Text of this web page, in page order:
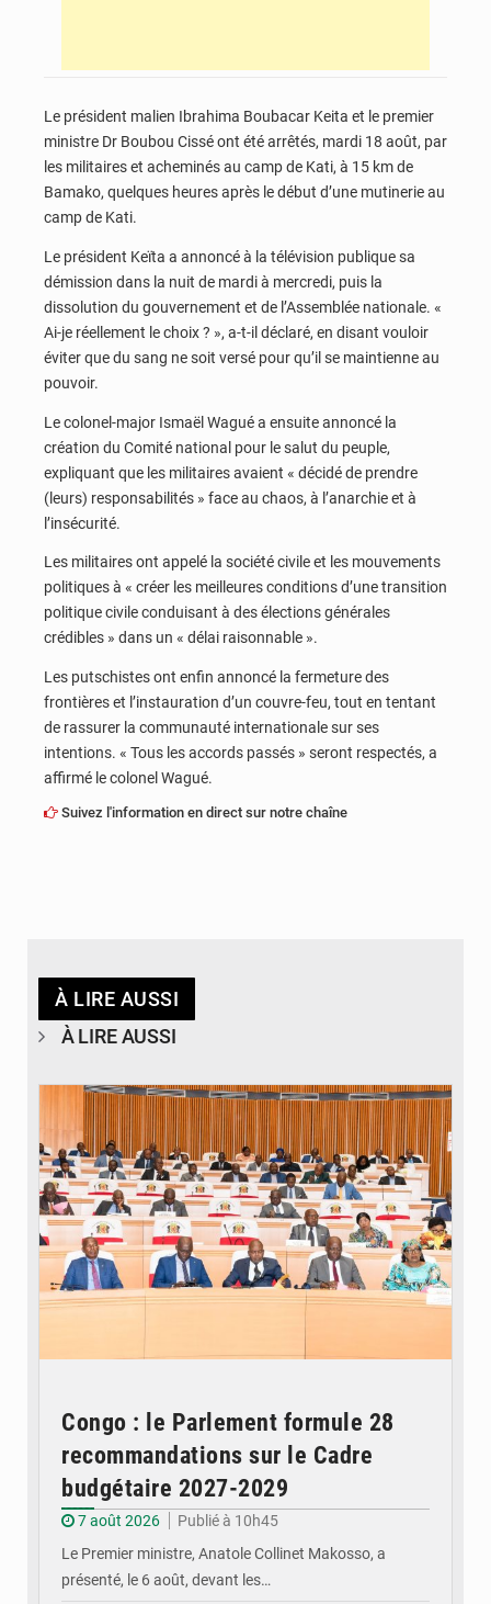
Le président malien Ibrahima Boubacar Keita et le premier
ministre Dr Boubou Cissé ont été arrêtés, mardi 18 août, par
les militaires et acheminés au camp de Kati, à 15 km de
Bamako, quelques heures après le début d’une mutinerie au
camp de Kati.
Le président Keïta a annoncé à la télévision publique sa
démission dans la nuit de mardi à mercredi, puis la
dissolution du gouvernement et de l’Assemblée nationale. «
Ai-je réellement le choix ? », a-t-il déclaré, en disant vouloir
éviter que du sang ne soit versé pour qu’il se maintienne au
pouvoir.
Le colonel-major Ismaël Wagué a ensuite annoncé la
création du Comité national pour le salut du peuple,
expliquant que les militaires avaient « décidé de prendre
(leurs) responsabilités » face au chaos, à l’anarchie et à
l’insécurité.
Les militaires ont appelé la société civile et les mouvements
politiques à « créer les meilleures conditions d’une transition
politique civile conduisant à des élections générales
crédibles » dans un « délai raisonnable ».
Les putschistes ont enfin annoncé la fermeture des
frontières et l’instauration d’un couvre-feu, tout en tentant
de rassurer la communauté internationale sur ses
intentions. « Tous les accords passés » seront respectés, a
affirmé le colonel Wagué.
Suivez l'information en direct sur notre chaîne
À LIRE AUSSI
À LIRE AUSSI
Congo : le Parlement formule 28
recommandations sur le Cadre
budgétaire 2027-2029
7 août 2026
Publié à 10h45
Le Premier ministre, Anatole Collinet Makosso, a
présenté, le 6 août, devant les…